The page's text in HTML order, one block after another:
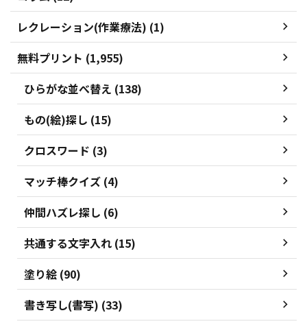
レクレーション(作業療法) (1)
無料プリント (1,955)
ひらがな並べ替え (138)
もの(絵)探し (15)
クロスワード (3)
マッチ棒クイズ (4)
仲間ハズレ探し (6)
共通する文字入れ (15)
塗り絵 (90)
書き写し(書写) (33)